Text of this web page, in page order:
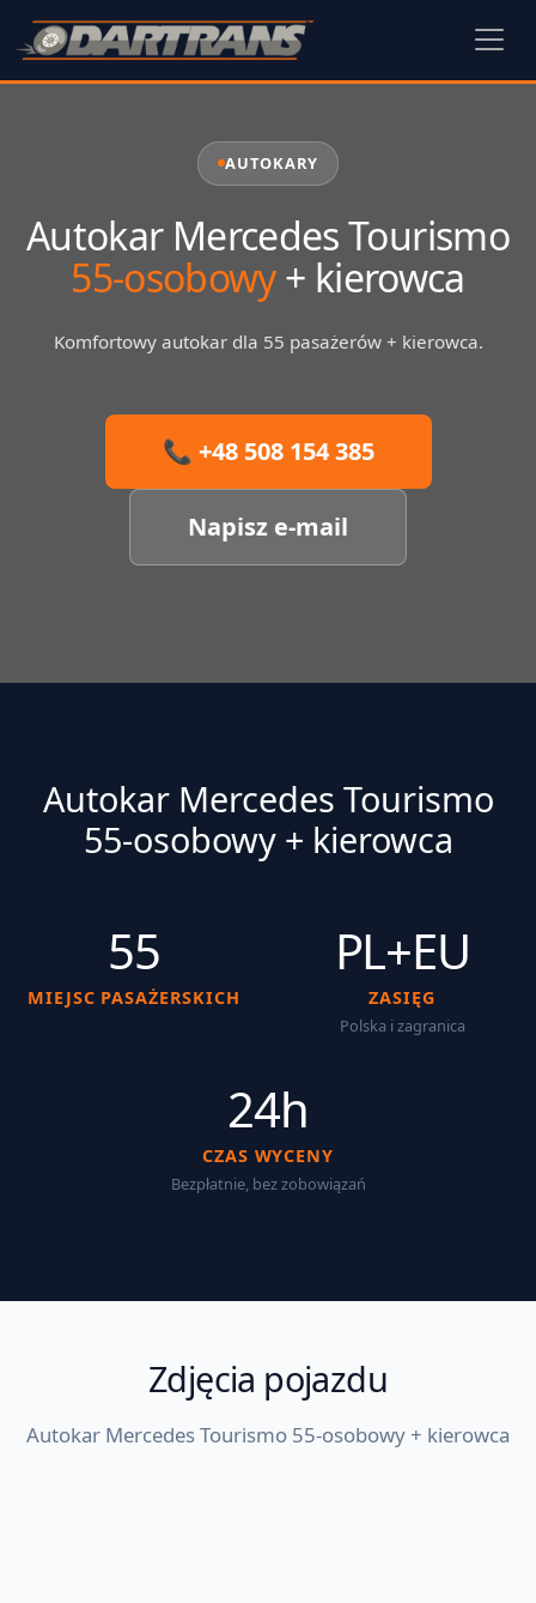
AUTOKARY
Autokar Mercedes Tourismo
55-osobowy+ kierowca
Komfortowy autokar dla 55 pasażerów + kierowca.
📞 +48 508 154 385
Napisz e-mail
Autokar Mercedes Tourismo
55-osobowy + kierowca
55
MIEJSC PASAŻERSKICH
PL+EU
ZASIĘG
Polska i zagranica
24h
CZAS WYCENY
Bezpłatnie, bez zobowiązań
Zdjęcia pojazdu
Autokar Mercedes Tourismo 55-osobowy + kierowca